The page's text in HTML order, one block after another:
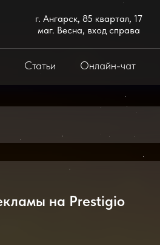
г. Ангарск, 85 квартал, 17
маг. Весна, вход справа
Статьи Онлайн-чат
на Prestigio